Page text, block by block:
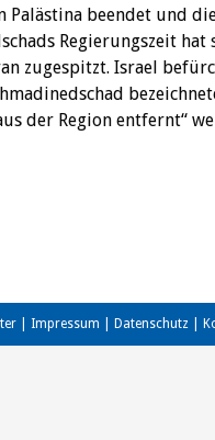
Palästina beendet und
Regierungszeit
zugespitzt. Israel
der Region entfernt“
Impressum Datenschutz